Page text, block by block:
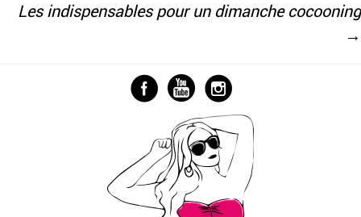
Navigation
Les indispensables pour un dimanche cocooning
→